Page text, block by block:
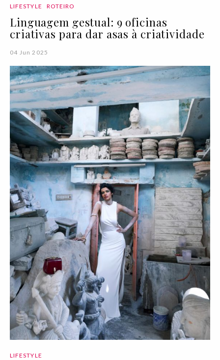
LIFESTYLE ROTEIRO
Linguagem gestual: 9 oficinas
criativas para dar asas à criatividade
04 Jun 2025
LIFESTYLE